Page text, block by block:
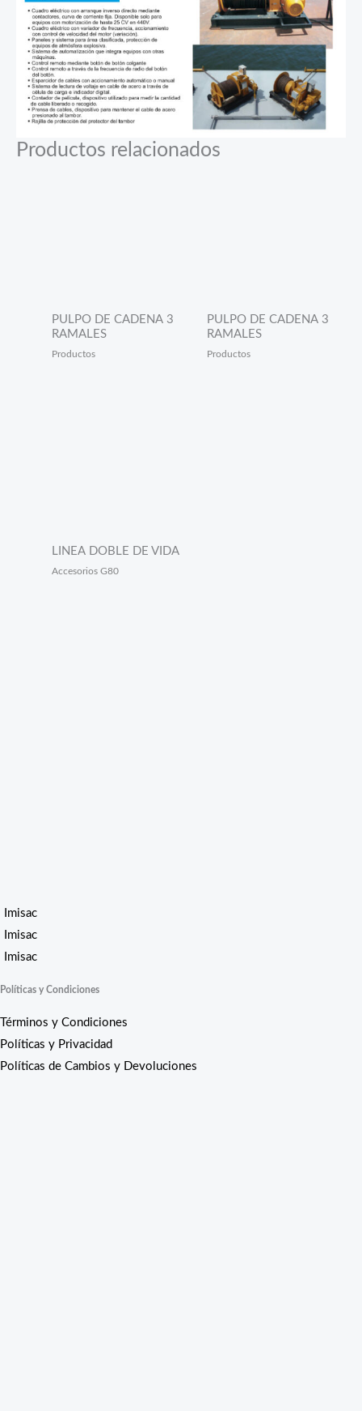
Productos relacionados
PULPO DE CADENA 3
RAMALES
Productos
PULPO DE CADENA 3
RAMALES
Productos
LINEA DOBLE DE VIDA
Accesorios G80
Imisac
Imisac
Imisac
Políticas y Condiciones
Términos y Condiciones
Políticas y Privacidad
Políticas de Cambios y Devoluciones